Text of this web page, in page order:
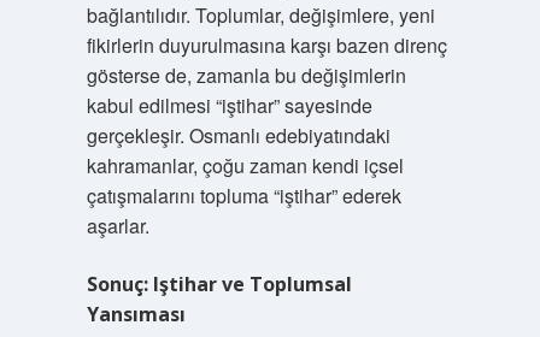
bağlantılıdır. Toplumlar, değişimlere, yeni
fikirlerin duyurulmasına karşı bazen direnç
gösterse de, zamanla bu değişimlerin
kabul edilmesi “iştihar” sayesinde
gerçekleşir. Osmanlı edebiyatındaki
kahramanlar, çoğu zaman kendi içsel
çatışmalarını topluma “iştihar” ederek
aşarlar.
Sonuç: Iştihar ve Toplumsal
Yansıması